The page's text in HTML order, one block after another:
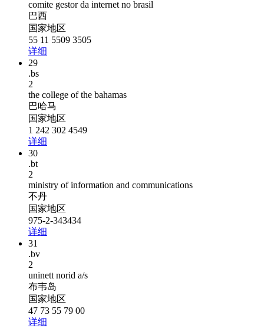
comite gestor da internet no brasil
巴西
国家地区
55 11 5509 3505
详细
29
.bs
2
the college of the bahamas
巴哈马
国家地区
1 242 302 4549
详细
30
.bt
2
ministry of information and communications
不丹
国家地区
975-2-343434
详细
31
.bv
2
uninett norid a/s
布韦岛
国家地区
47 73 55 79 00
详细